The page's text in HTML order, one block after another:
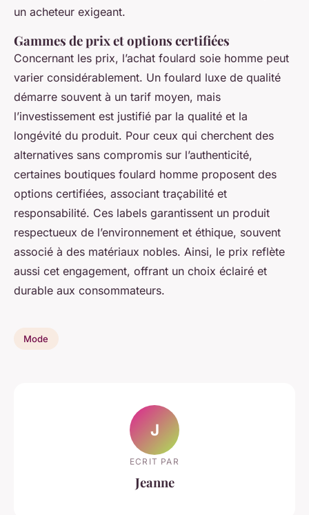
un acheteur exigeant.
Gammes de prix et options certifiées
Concernant les prix, l’achat foulard soie homme peut
varier considérablement. Un foulard luxe de qualité
démarre souvent à un tarif moyen, mais
l’investissement est justifié par la qualité et la
longévité du produit. Pour ceux qui cherchent des
alternatives sans compromis sur l’authenticité,
certaines boutiques foulard homme proposent des
options certifiées, associant traçabilité et
responsabilité. Ces labels garantissent un produit
respectueux de l’environnement et éthique, souvent
associé à des matériaux nobles. Ainsi, le prix reflète
aussi cet engagement, offrant un choix éclairé et
durable aux consommateurs.
Mode
J
ECRIT PAR
Jeanne